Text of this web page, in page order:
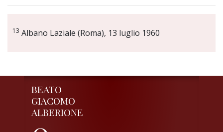
13 Albano Laziale (Roma), 13 luglio 1960
BEATO
GIACOMO
ALBERIONE